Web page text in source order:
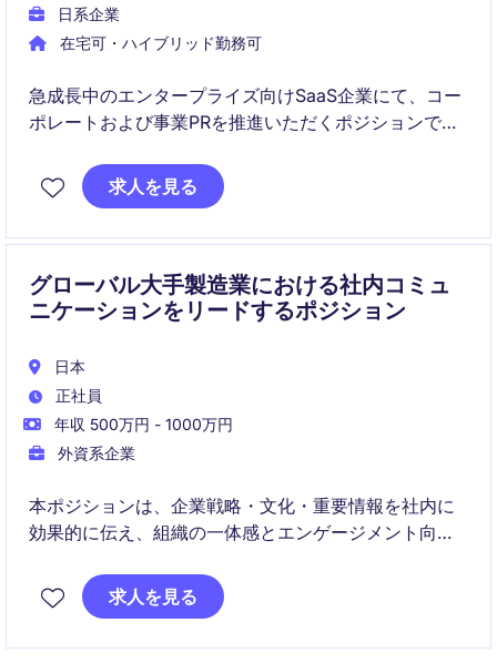
日系企業
在宅可・ハイブリッド勤務可
急成長中のエンタープライズ向けSaaS企業にて、コー
ポレートおよび事業PRを推進いただくポジションで
の立案から実行までをリードしていただきます。
求人を見る
グローバル大手製造業における社内コミュ
ニケーションをリードするポジション
日本
正社員
年収 500万円 - 1000万円
外資系企業
本ポジションは、企業戦略・文化・重要情報を社内に
効果的に伝え、組織の一体感とエンゲージメント向上
経営層と社員をつなぐハブとして、社内コミュニケー
ションの企画・実行をリードします。
求人を見る